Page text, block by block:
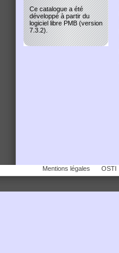
Mentions légales OSTI
Ce catalogue a été
développé à partir du
logiciel libre PMB (version
7.3.2).